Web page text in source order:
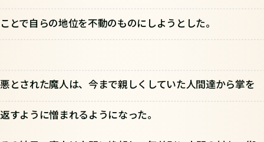
ことで自らの地位を不動のものにしようとした。
悪とされた魔人は、今まで親しくしていた人間達から掌を
返すように憎まれるようになった。